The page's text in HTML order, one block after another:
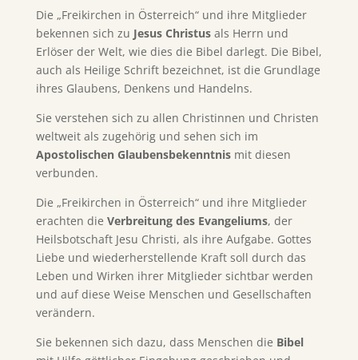
Die „Freikirchen in Österreich“ und ihre Mitglieder
bekennen sich zu Jesus Christusals Herrn und
Erlöser der Welt, wie dies die Bibel darlegt. Die Bibel,
auch als Heilige Schrift bezeichnet, ist die Grundlage
ihres Glaubens, Denkens und Handelns.
Sie verstehen sich zu allen Christinnen und Christen
weltweit als zugehörig und sehen sich im
Apostolischen Glaubensbekenntnismit diesen
verbunden.
Die „Freikirchen in Österreich“ und ihre Mitglieder
erachten die Verbreitung des Evangeliums, der
Heilsbotschaft Jesu Christi, als ihre Aufgabe. Gottes
Liebe und wiederherstellende Kraft soll durch das
Leben und Wirken ihrer Mitglieder sichtbar werden
und auf diese Weise Menschen und Gesellschaften
verändern.
Sie bekennen sich dazu, dass Menschen die Bibel